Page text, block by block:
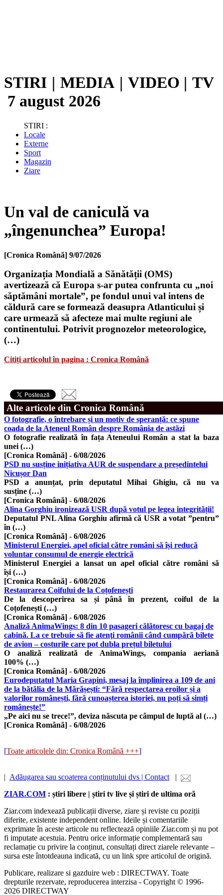
STIRI | MEDIA | VIDEO | TV
7 august 2026
STIRI :
Locale
Externe
Sport
Magazin
Ziare
Un val de caniculă va
„îngenunchea” Europa!
[Cronica Română] 9/07/2026
Organizația Mondială a Sănătății (OMS)
avertizează că Europa s-ar putea confrunta cu „noi
săptămâni mortale”, pe fondul unui val intens de
căldură care se formează deasupra Atlanticului și
care urmează să afecteze mai multe regiuni ale
continentului. Potrivit prognozelor meteorologice,
(…)
Citiți articolul în pagina : Cronica Română
Alte articole din Cronica Română
O fotografie, o întrebare și un motiv de speranță: ce spune
coada de la Ateneul Român despre România de astăzi
O fotografie realizată în fața Ateneului Român a stat la baza
unei (…)
[Cronica Română] - 6/08/2026
PSD nu susține inițiativa AUR de suspendare a președintelui
Nicușor Dan
PSD a anunțat, prin deputatul Mihai Ghigiu, că nu va
susține (…)
[Cronica Română] - 6/08/2026
Alina Gorghiu ironizează USR după votul pe legea integrității!
Deputatul PNL Alina Gorghiu afirmă că USR a votat ”pentru”
în (…)
[Cronica Română] - 6/08/2026
Ministerul Energiei, apel oficial către români să își reducă
voluntar consumul de energie electrică
Ministerul Energiei a lansat un apel oficial către români să
își (…)
[Cronica Română] - 6/08/2026
Restaurarea Coifului de la Coțofenești
De la descoperirea sa și până în prezent, coiful de la
Coțofenești (…)
[Cronica Română] - 6/08/2026
Analiză AnimaWings: 8 din 10 pasageri călătoresc cu bagaj de
cabină. La ce trebuie să fie atenţi românii când cumpără bilete
de avion – costurile care pot dubla prețul biletului
O analiză realizată de AnimaWings, compania aeriană
100% (…)
[Cronica Română] - 6/08/2026
Eurodeputatul Maria Grapini, mesaj la împlinirea a 109 de ani
de la bătălia de la Mărășești: “Fără respectarea eroilor și a
valorilor românești, fără cunoașterea istoriei, nu poți să simți
românește!”
„Pe aici nu se trece!”, deviza născuta pe câmpul de luptă al (…)
[Cronica Română] - 6/08/2026
[Toate articolele din: Cronica Română +++]
| Adăugarea sau scoaterea conținutului dvs | Contact |
ZIAR.COM : știri libere | știri tv live și știri de ultima oră
Ziar.com indexează publicații diverse, ziare și reviste cu poziții
diferite, existente independent online. Ideile și comentariile
exprimate în aceste articole nu reflectează opiniile Ziar.com și nu pot
fi imputate acestuia. Pentru orice informație complementară sau
reclamație cu privire la conținut, consultați direct ziarele relevante –
sursa este întotdeauna indicată, cu un link spre articolul de origină.
Publicare, realizare si gazduire web : DIRECTWAY. Toate
drepturile rezervate, reproducerea interzisa - Copyright © 1996-
2026 DIRECTWAY